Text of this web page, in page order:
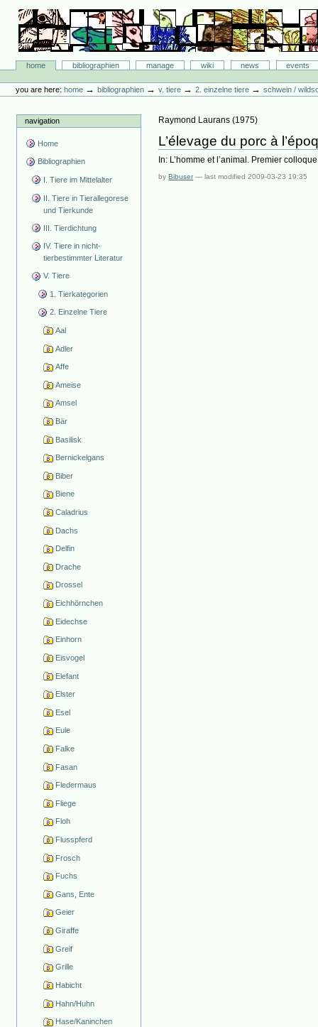
content.
navigation
Bibliographie-Portal
Sectionshome bibliographien manage wiki news
events
tools
you are here: home →bibliographien →v. tiere →2. einzelne tiere →schwein /
navigation
Home
Bibliographien
I. Tiere im Mittelalter
II. Tiere in Tierallegorese
und Tierkunde
III. Tierdichtung
IV. Tiere in nicht-
tierbestimmter Literatur
V. Tiere
1. Tierkategorien
2. Einzelne Tiere
Aal
Adler
Affe
Ameise
Amsel
Bär
Basilisk
Bernickelgans
Biber
Biene
Caladrius
Dachs
Delfin
Drache
Drossel
Eichhörnchen
Eidechse
Einhorn
Eisvogel
Elefant
Elster
Esel
Eule
Falke
Fasan
Fledermaus
Fliege
Floh
Flusspferd
Frosch
Fuchs
Gans, Ente
Geier
Giraffe
Greif
Grille
Habicht
Hahn/Huhn
Hase/Kaninchen
Raymond Laurans (1975)
L’élevage du porc à
In: L’homme et l’animal. Premier
byBibuser —last modified2009-03-23 19:35